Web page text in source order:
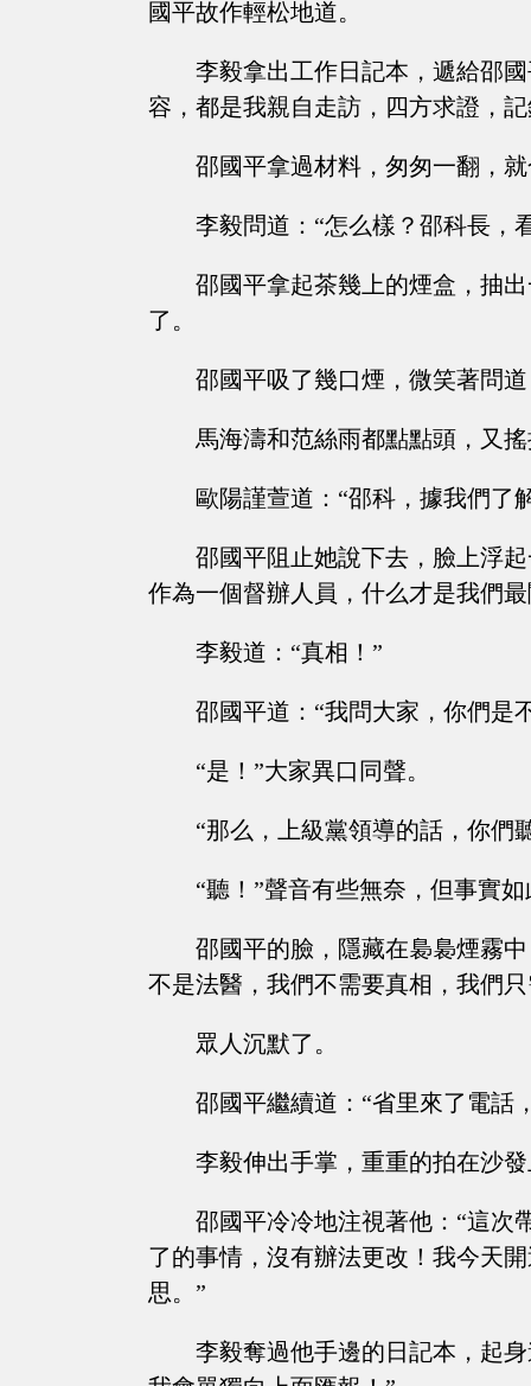
國平故作輕松地道。
李毅拿出工作日記本，遞給邵
容，都是我親自走訪，四方求證，
邵國平拿過材料，匆匆一翻，
李毅問道：“怎么樣？邵科長，
邵國平拿起茶幾上的煙盒，抽
了。
邵國平吸了幾口煙，微笑著問
馬海濤和范絲雨都點點頭，又
歐陽謹萱道：“邵科，據我們了
邵國平阻止她說下去，臉上浮
作為一個督辦人員，什么才是我們
李毅道：“真相！”
邵國平道：“我問大家，你們是
“是！”大家異口同聲。
“那么，上級黨領導的話，你們
“聽！”聲音有些無奈，但事實
邵國平的臉，隱藏在裊裊煙霧
不是法醫，我們不需要真相，我們
眾人沉默了。
邵國平繼續道：“省里來了電話
李毅伸出手掌，重重的拍在沙
邵國平冷冷地注視著他：“這次
了的事情，沒有辦法更改！我今天
思。”
李毅奪過他手邊的日記本，起